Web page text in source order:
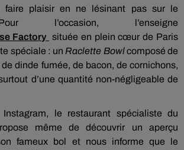
faire plaisir en ne lésinant pas sur le
l’occasion, l’enseigne
Factory située en plein cœur de Paris
spéciale : un Raclette Bowl composé de
dinde fumée, de bacon, de cornichons,
d’une quantité non-négligeable de
Instagram, le restaurant spécialiste du
même de découvrir un aperçu
fameux bol et nous informe que le